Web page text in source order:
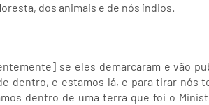
dos animais e de nós índios.
se eles demarcaram e vão
dentro, e estamos lá, e para tirar nós
dentro de uma terra que foi o